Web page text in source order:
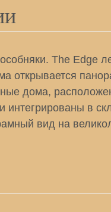
The Edge
открывается
дома,
в
вид на